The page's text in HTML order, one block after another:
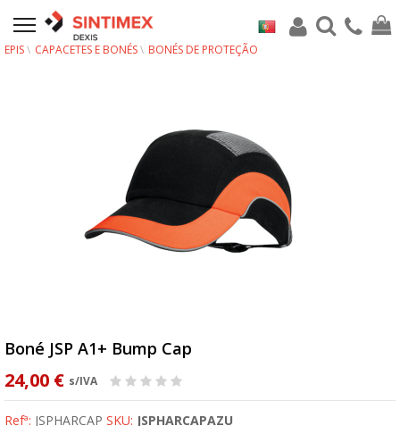
EPIS CAPACETES E BONÉS BONÉS DE PROTEÇÃO
Boné JSP A1+ Bump Cap
24,00 € s/IVA
Refª: JSPHARCAP SKU: JSPHARCAPAZU